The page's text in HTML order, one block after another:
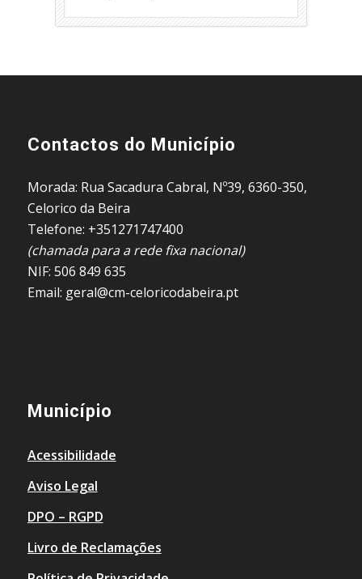
Contactos do Município
Morada: Rua Sacadura Cabral, Nº39, 6360-350,
Celorico da Beira
Telefone: +351271747400
(chamada para a rede fixa nacional)
NIF: 506 849 635
Email: geral@cm-celoricodabeira.pt
Município
Acessibilidade
Aviso Legal
DPO – RGPD
Livro de Reclamações